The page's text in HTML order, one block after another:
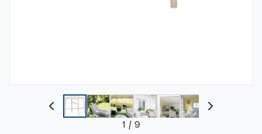
1 / 9